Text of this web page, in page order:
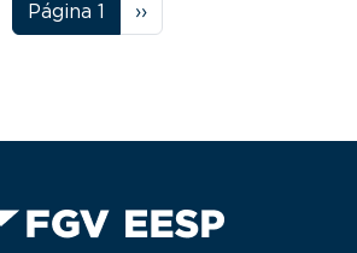
Página 1 Próxima página
››